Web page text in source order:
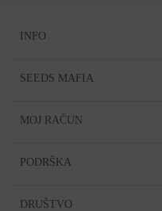
INFO
SEEDS MAFIA
MOJ RAČUN
PODRŠKA
DRUŠTVO